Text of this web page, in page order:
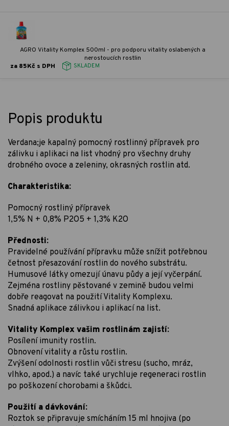
AGRO Vitality Komplex 500ml - pro podporu vitality oslabených a
nerostoucích rostlin
za 85Kč s DPH
SKLADEM
Popis produktu
Verdana;je kapalný pomocný rostlinný přípravek pro
zálivku i aplikaci na list vhodný pro všechny druhy
drobného ovoce a zeleniny, okrasných rostlin atd.
Charakteristika:
Pomocný rostliný přípravek
1,5% N + 0,8% P2O5 + 1,3% K2O
Přednosti:
Pravidelné používání přípravku může snížit potřebnou
četnost přesazování rostlin do nového substrátu.
Humusové látky omezují únavu půdy a její vyčerpání.
Zejména rostliny pěstované v zemině budou velmi
dobře reagovat na použití Vitality Komplexu.
Snadná aplikace zálivkou i aplikací na list.
Vitality Komplex vašim rostlinám zajistí:
Posílení imunity rostlin.
Obnovení vitality a růstu rostlin.
Zvýšení odolnosti rostlin vůči stresu (sucho, mráz,
vlhko, apod.) a navíc také urychluje regeneraci rostlin
po poškození chorobami a škůdci.
Použití a dávkování:
Roztok se připravuje smícháním 15 ml hnojiva (po